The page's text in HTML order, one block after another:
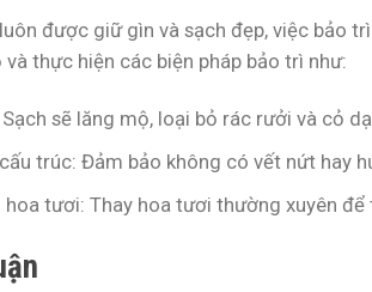
được giữ gìn và sạch đẹp, việc bảo
và thực hiện các biện pháp bảo trì như:
Sạch sẽ lăng mộ, loại bỏ rác rưởi và cỏ
trúc: Đảm bảo không có vết nứt hay
hoa tươi: Thay hoa tươi thường xuyên để